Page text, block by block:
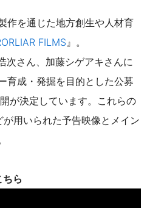
作を通じた地方創生や人材育
FILMS』。
次さん、加藤シゲアキさんに
育成・発掘を目的とした公募
が決定しています。これらの
用いられた予告映像とメイン
ら